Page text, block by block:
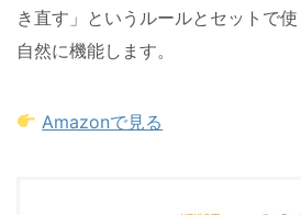
き直す」というルールとセットで
自然に機能します。
Amazonで見る